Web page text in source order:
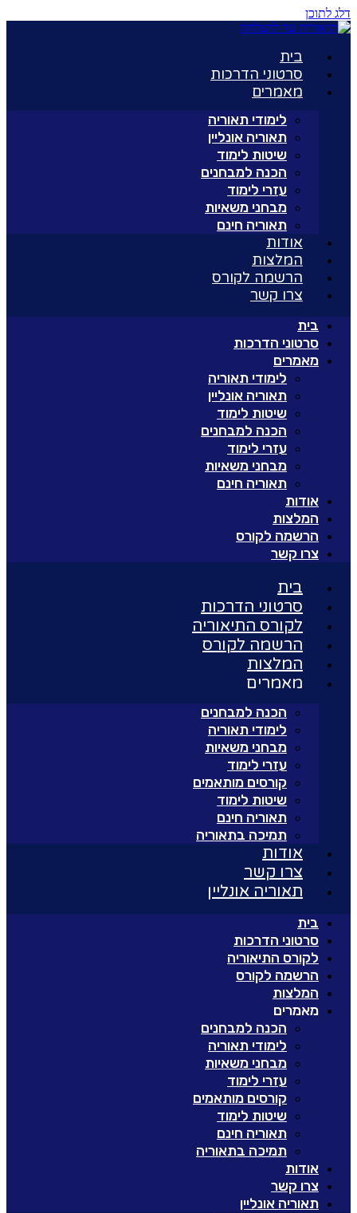
דלג לתוכן
בית
סרטוני הדרכות
מאמרים
לימודי תאוריה
תאוריה אונליין
שיטות לימוד
הכנה למבחנים
עזרי לימוד
מבחני משאיות
תאוריה חינם
אודות
המלצות
הרשמה לקורס
צרו קשר
בית
סרטוני הדרכות
מאמרים
לימודי תאוריה
תאוריה אונליין
שיטות לימוד
הכנה למבחנים
עזרי לימוד
מבחני משאיות
תאוריה חינם
אודות
המלצות
הרשמה לקורס
צרו קשר
בית
סרטוני הדרכות
לקורס התיאוריה
הרשמה לקורס
המלצות
מאמרים
הכנה למבחנים
לימודי תאוריה
מבחני משאיות
עזרי לימוד
קורסים מותאמים
שיטות לימוד
תאוריה חינם
תמיכה בתאוריה
אודות
צרו קשר
תאוריה אונליין
בית
סרטוני הדרכות
לקורס התיאוריה
הרשמה לקורס
המלצות
מאמרים
הכנה למבחנים
לימודי תאוריה
מבחני משאיות
עזרי לימוד
קורסים מותאמים
שיטות לימוד
תאוריה חינם
תמיכה בתאוריה
אודות
צרו קשר
תאוריה אונליין